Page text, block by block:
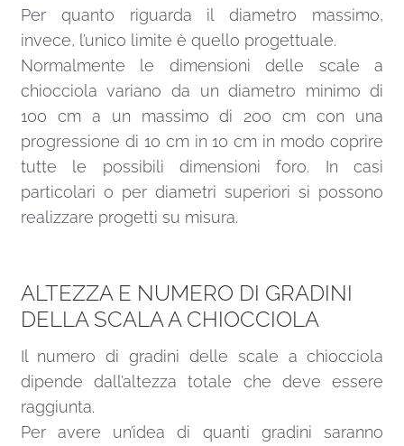
Per quanto riguarda il diametro massimo,
invece, l’unico limite è quello progettuale.
Normalmente le dimensioni delle scale a
chiocciola variano da un diametro minimo di
100 cm a un massimo di 200 cm con una
progressione di 10 cm in 10 cm in modo coprire
tutte le possibili dimensioni foro. In casi
particolari o per diametri superiori si possono
realizzare progetti su misura.
ALTEZZA E NUMERO DI GRADINI
DELLA SCALA A CHIOCCIOLA
Il numero di gradini delle scale a chiocciola
dipende dall’altezza totale che deve essere
raggiunta.
Per avere un’idea di quanti gradini saranno